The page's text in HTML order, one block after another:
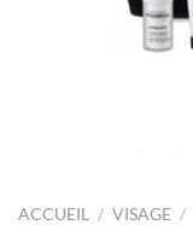
ACCUEIL / VISAGE /